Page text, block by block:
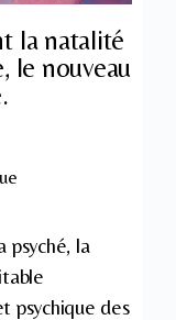
la natalité
le nouveau
psyché, la
psychique des